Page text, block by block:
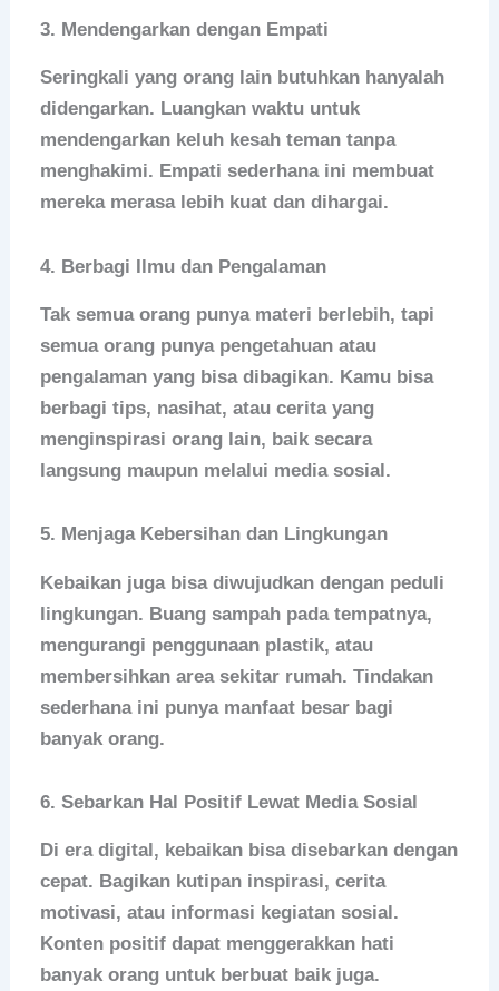
3. Mendengarkan dengan Empati
Seringkali yang orang lain butuhkan hanyalah
didengarkan. Luangkan waktu untuk
mendengarkan keluh kesah teman tanpa
menghakimi. Empati sederhana ini membuat
mereka merasa lebih kuat dan dihargai.
4. Berbagi Ilmu dan Pengalaman
Tak semua orang punya materi berlebih, tapi
semua orang punya pengetahuan atau
pengalaman yang bisa dibagikan. Kamu bisa
berbagi tips, nasihat, atau cerita yang
menginspirasi orang lain, baik secara
langsung maupun melalui media sosial.
5. Menjaga Kebersihan dan Lingkungan
Kebaikan juga bisa diwujudkan dengan peduli
lingkungan. Buang sampah pada tempatnya,
mengurangi penggunaan plastik, atau
membersihkan area sekitar rumah. Tindakan
sederhana ini punya manfaat besar bagi
banyak orang.
6. Sebarkan Hal Positif Lewat Media Sosial
Di era digital, kebaikan bisa disebarkan dengan
cepat. Bagikan kutipan inspirasi, cerita
motivasi, atau informasi kegiatan sosial.
Konten positif dapat menggerakkan hati
banyak orang untuk berbuat baik juga.